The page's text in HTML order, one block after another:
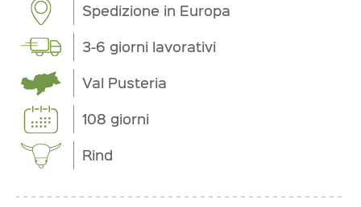
Spedizione in Europa
3-6 giorni lavorativi
Val Pusteria
108 giorni
Rind